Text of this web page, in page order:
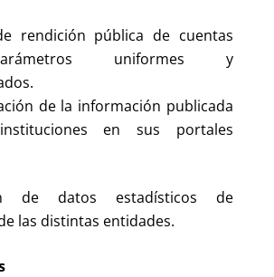
rendición pública de cuentas
uniformes y
de la información publicada
en sus portales
de datos estadísticos de
las distintas entidades.